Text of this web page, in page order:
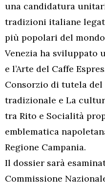
una candidatura
tradizioni italiane
più popolari del
Venezia ha sviluppato
e l’Arte del Caffe
Consorzio di tutela
tradizionale e La
tra Rito e Socialità
emblematica
Regione Campania.
Il dossier sarà
Commissione